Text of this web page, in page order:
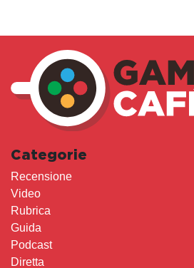
Categorie
Recensione
Video
Rubrica
Guida
Podcast
Diretta